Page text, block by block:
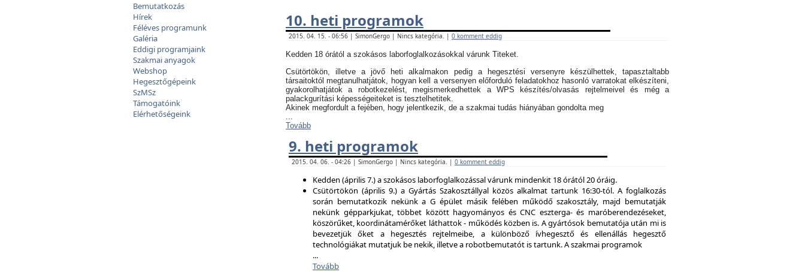
Bemutatkozás
Hírek
Féléves programunk
Galéria
Eddigi programjaink
Szakmai anyagok
Webshop
Hegesztőgépeink
SzMSz
Támogatóink
Elérhetőségeink
10. heti programok
2015. 04. 15. - 06:56 | SimonGergo | Nincs kategória. | 0 komment eddig
Kedden 18 órától a szokásos laborfoglalkozásokkal várunk Titeket.
Csütörtökön, illetve a jövő heti alkalmakon pedig a hegesztési versenyre készülhettek, tapasztaltabb
társaitoktól megtanulhatjátok, hogyan kell a versenyen előforduló feladatokhoz hasonló varratokat elkészíteni,
gyakorolhatjátok a robotkezelést, megismerkedhettek a WPS készítés/olvasás rejtelmeivel és még a
palackgurítási képességeiteket is tesztelhetitek.
Akinek megfordult a fejében, hogy jelentkezik, de a szakmai tudás hiányában gondolta meg
...
Tovább
9. heti programok
2015. 04. 06. - 04:26 | SimonGergo | Nincs kategória. | 0 komment eddig
Kedden (április 7.) a szokásos laborfoglalkozással várunk mindenkit 18 órától 20 óráig.
Csütörtökön (április 9.) a Gyártás Szakosztállyal közös alkalmat tartunk 16:30-tól. A foglalkozás
során bemutatkozik nekünk a G épület másik felében működő szakosztály, majd bemutatják
nekünk gépparkjukat, többet között hagyományos és CNC eszterga- és maróberendezéseket,
köszörűket, koordinátamérőket láthattok - működés közben is. A gyártósok bemutatója után mi is
bevezetjük őket a hegesztés rejtelmeibe, a különböző ívhegesztő és ellenállás hegesztő
technológiákat mutatjuk be nekik, illetve a robotbemutatót is tartunk. A szakmai programok
...
Tovább